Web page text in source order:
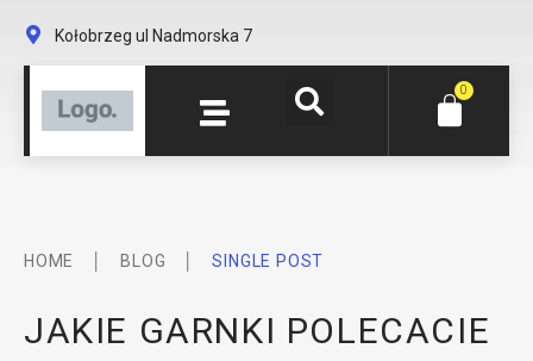
Kołobrzeg ul Nadmorska 7
0
HOME BLOG SINGLE POST
JAKIE GARNKI POLECACIE